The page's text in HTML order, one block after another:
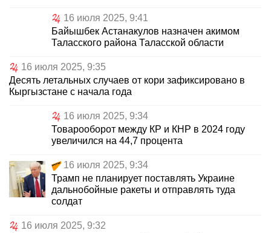
16 июля 2025, 9:41
Байышбек Астанакулов назначен акимом
Таласского района Таласской области
16 июля 2025, 9:35
Десять летальных случаев от кори зафиксировано в
Кыргызстане с начала года
16 июля 2025, 9:34
Товарооборот между КР и КНР в 2024 году
увеличился на 44,7 процента
16 июля 2025, 9:34
Трамп не планирует поставлять Украине
дальнобойные ракеты и отправлять туда
солдат
16 июля 2025, 9:32